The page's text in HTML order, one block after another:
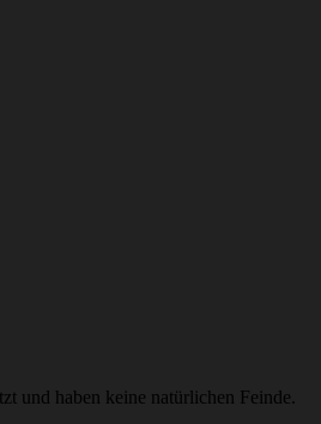
und haben keine natürlichen Feinde.